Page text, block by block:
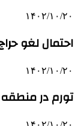
۱۴۰۲/۱۰/۲۰
احتمال لغو
۱۴۰۲/۱۰/۲۰
تورم در